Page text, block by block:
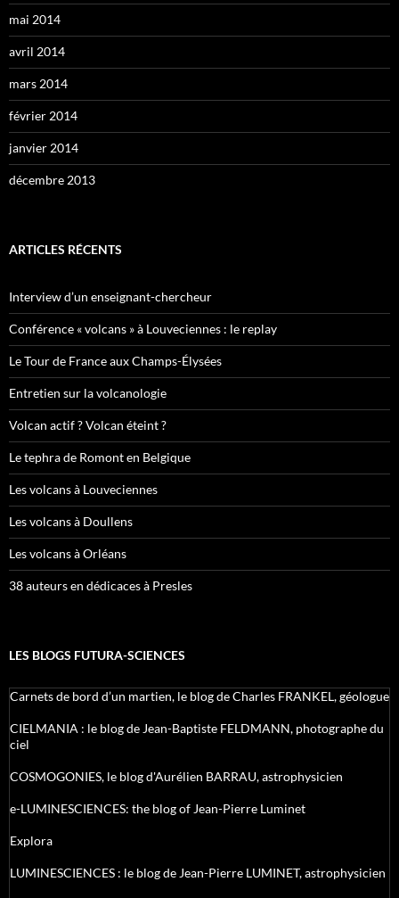
mai 2014
avril 2014
mars 2014
février 2014
janvier 2014
décembre 2013
ARTICLES RÉCENTS
Interview d’un enseignant-chercheur
Conférence « volcans » à Louveciennes : le replay
Le Tour de France aux Champs-Élysées
Entretien sur la volcanologie
Volcan actif ? Volcan éteint ?
Le tephra de Romont en Belgique
Les volcans à Louveciennes
Les volcans à Doullens
Les volcans à Orléans
38 auteurs en dédicaces à Presles
LES BLOGS FUTURA-SCIENCES
Carnets de bord d’un martien, le blog de Charles FRANKEL, géologue
CIELMANIA : le blog de Jean-Baptiste FELDMANN, photographe du
ciel
COSMOGONIES, le blog d'Aurélien BARRAU, astrophysicien
e-LUMINESCIENCES: the blog of Jean-Pierre Luminet
Explora
LUMINESCIENCES : le blog de Jean-Pierre LUMINET, astrophysicien